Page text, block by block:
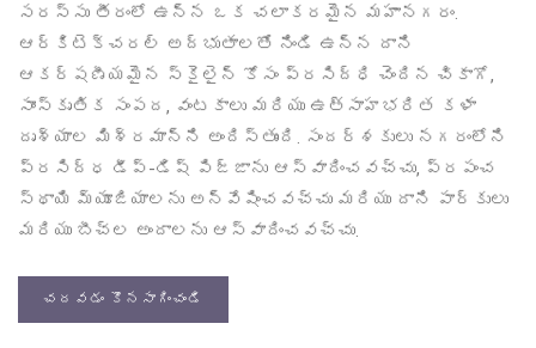
సరస్సు తీరంలో ఉన్న ఒక చలాకరమైన మహానగరం.
ఆర్కిటెక్చరల్ అద్భుతాలతో నిండి ఉన్న దాని
ఆకర్షణీయమైన స్కైలైన్ కోసం ప్రసిద్ధి చెందిన చికాగో,
సాంస్కృతిక సంపద, వంటకాలు మరియు ఉత్సాహభరిత కళా
దృశ్యాల మిశ్రమాన్ని అందిస్తుంది. సందర్శకులు నగరంలోని
ప్రసిద్ధ డీప్-డిష్ పిజ్జాను ఆస్వాదించవచ్చు, ప్రపంచ
స్థాయి మ్యూజియాలను అన్వేషించవచ్చు మరియు దాని పార్కులు
మరియు బీచ్‌ల అందాలను ఆస్వాదించవచ్చు.
చదవడం కొనసాగించండి